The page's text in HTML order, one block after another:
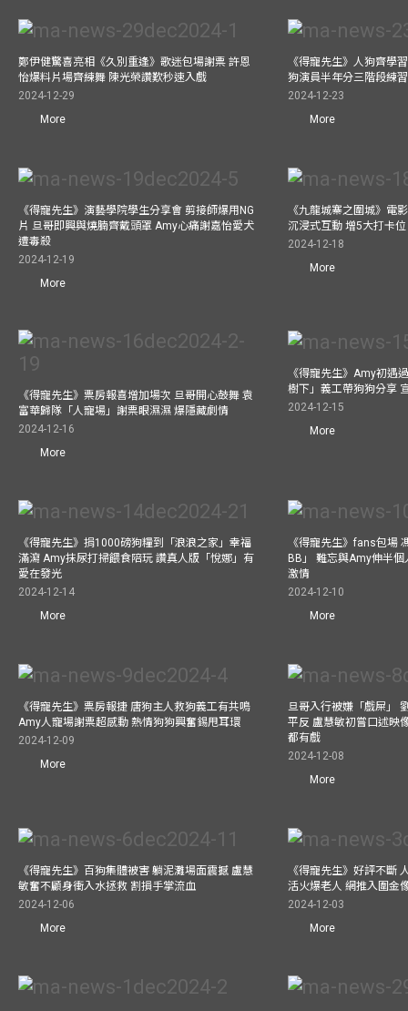
鄭伊健驚喜亮相《久別重逢》歌迷包場謝票 許恩
怡爆料片場齊練舞 陳光榮讚歎秒速入戲
2024-12-29
More
《得寵先生》人狗齊學
狗演員半年分三階段練
2024-12-23
More
《得寵先生》演藝學院學生分享會 剪接師爆用NG
片 旦哥即興與燒腩齊戴頭罩 Amy心痛謝嘉怡愛犬
遭毒殺
2024-12-19
More
《九龍城寨之圍城》電
沉浸式互動 增5大打卡
2024-12-18
More
《得寵先生》票房報喜增加場次 旦哥開心鼓舞 袁
富華歸隊「人寵場」謝票眼濕濕 爆隱藏劇情
2024-12-16
More
《得寵先生》Amy初遇
樹下」義工帶狗狗分享
2024-12-15
More
《得寵先生》捐1000磅狗糧到「浪浪之家」幸福
滿瀉 Amy抹尿打掃餵食陪玩 讚真人版「悅娜」有
愛在發光
2024-12-14
More
《得寵先生》fans包場
BB」 難忘與Amy伸半
激情
2024-12-10
More
《得寵先生》票房報捷 唐狗主人救狗義工有共鳴
Amy人寵場謝票超感動 熱情狗狗興奮錫甩耳環
2024-12-09
More
旦哥入行被嫌「戲屎」
平反 盧慧敏初嘗口述映
都有戲
2024-12-08
More
《得寵先生》百狗集體被害 躺泥灘場面震撼 盧慧
敏奮不顧身衝入水拯救 割損手掌流血
2024-12-06
More
《得寵先生》好評不斷
活火爆老人 網推入圍金
2024-12-03
More